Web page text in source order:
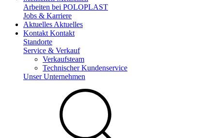
Arbeiten bei POLOPLAST
Jobs & Karriere
Aktuelles Aktuelles
Kontakt Kontakt
Standorte
Service & Verkauf
Verkaufsteam
Technischer Kundenservice
Unser Unternehmen